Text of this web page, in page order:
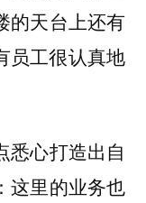
的天台上还有
工很认真地
悉心打造出自
这里的业务也